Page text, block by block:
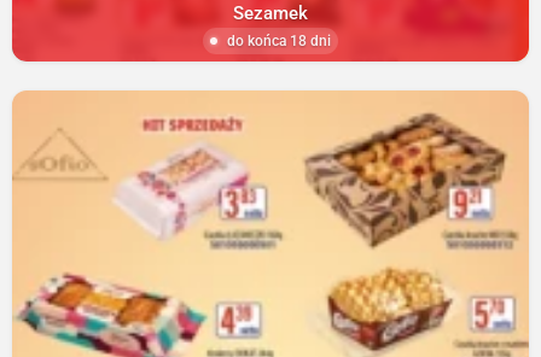
Sezamek
do końca 18 dni